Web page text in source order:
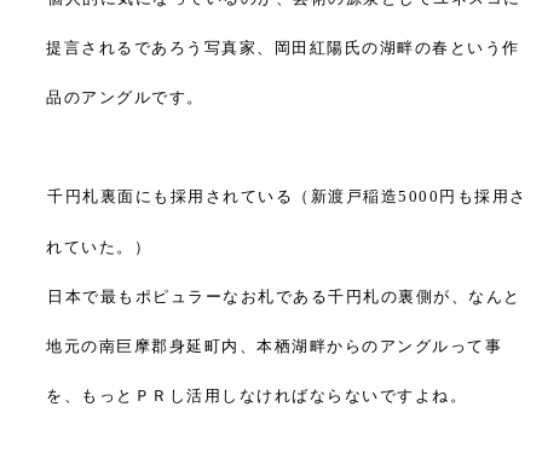
提言されるであろう写真家、岡田紅陽氏の湖畔の春という作
品のアングルです。
千円札裏面にも採用されている（新渡戸稲造5000 円も採用さ
れていた。）
日本で最もポピュラーなお札である千円札の裏側が、なんと
地元の南巨摩郡身延町内、本栖湖畔からのアングルって事
を、 もっとＰＲし活用しなければならないですよね。